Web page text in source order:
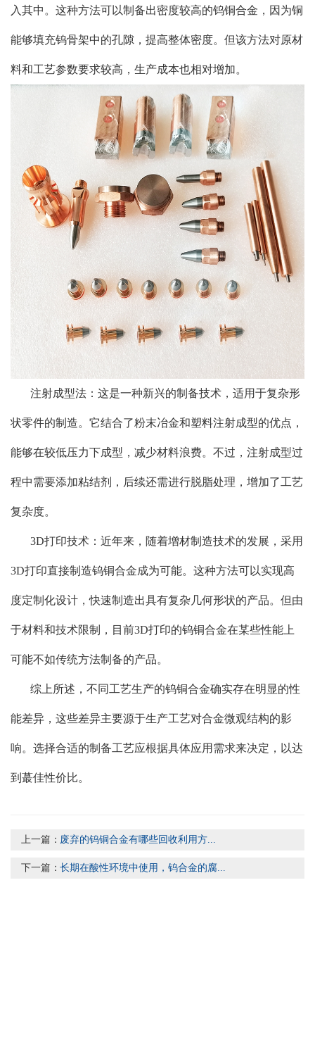
入其中。这种方法可以制备出密度较高的钨铜合金，因为铜
能够填充钨骨架中的孔隙，提高整体密度。但该方法对原材
料和工艺参数要求较高，生产成本也相对增加。
注射成型法：这是一种新兴的制备技术，适用于复杂形
状零件的制造。它结合了粉末冶金和塑料注射成型的优点，
能够在较低压力下成型，减少材料浪费。不过，注射成型过
程中需要添加粘结剂，后续还需进行脱脂处理，增加了工艺
复杂度。
3D打印技术：近年来，随着增材制造技术的发展，采用
3D打印直接制造钨铜合金成为可能。这种方法可以实现高
度定制化设计，快速制造出具有复杂几何形状的产品。但由
于材料和技术限制，目前3D打印的钨铜合金在某些性能上
可能不如传统方法制备的产品。
综上所述，不同工艺生产的钨铜合金确实存在明显的性
能差异，这些差异主要源于生产工艺对合金微观结构的影
响。选择合适的制备工艺应根据具体应用需求来决定，以达
到蕞佳性价比。
上一篇： 废弃的钨铜合金有哪些回收利用方...
下一篇：长期在酸性环境中使用，钨合金的腐...